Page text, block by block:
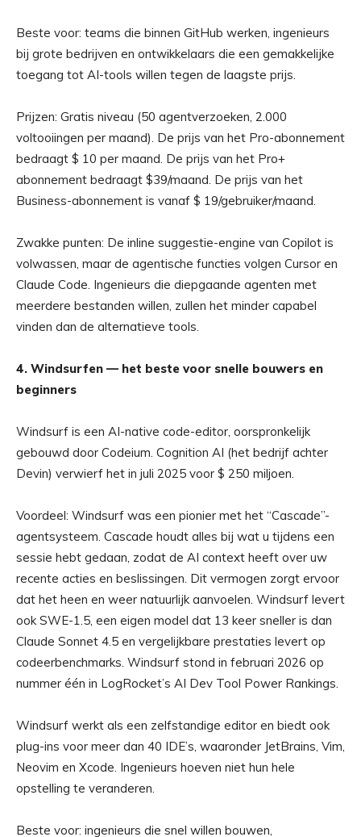
Beste voor: teams die binnen GitHub werken, ingenieurs
bij grote bedrijven en ontwikkelaars die een gemakkelijke
toegang tot AI-tools willen tegen de laagste prijs.
Prijzen: Gratis niveau (50 agentverzoeken, 2.000
voltooiingen per maand). De prijs van het Pro-abonnement
bedraagt ​​$ 10 per maand. De prijs van het Pro+
abonnement bedraagt ​​$39/maand. De prijs van het
Business-abonnement is vanaf $ 19/gebruiker/maand.
Zwakke punten: De inline suggestie-engine van Copilot is
volwassen, maar de agentische functies volgen Cursor en
Claude Code. Ingenieurs die diepgaande agenten met
meerdere bestanden willen, zullen het minder capabel
vinden dan de alternatieve tools.
4. Windsurfen — het beste voor snelle bouwers en
beginners
Windsurf is een AI-native code-editor, oorspronkelijk
gebouwd door Codeium. Cognition AI (het bedrijf achter
Devin) verwierf het in juli 2025 voor $ 250 miljoen.
Voordeel: Windsurf was een pionier met het “Cascade”-
agentsysteem. Cascade houdt alles bij wat u tijdens een
sessie hebt gedaan, zodat de AI context heeft over uw
recente acties en beslissingen. Dit vermogen zorgt ervoor
dat het heen en weer natuurlijk aanvoelen. Windsurf levert
ook SWE-1.5, een eigen model dat 13 keer sneller is dan
Claude Sonnet 4.5 en vergelijkbare prestaties levert op
codeerbenchmarks. Windsurf stond in februari 2026 op
nummer één in LogRocket’s AI Dev Tool Power Rankings.
Windsurf werkt als een zelfstandige editor en biedt ook
plug-ins voor meer dan 40 IDE’s, waaronder JetBrains, Vim,
Neovim en Xcode. Ingenieurs hoeven niet hun hele
opstelling te veranderen.
Beste voor: ingenieurs die snel willen bouwen,